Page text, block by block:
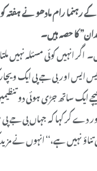
رہنما رام مادھو نے
کا حصہ ہیں۔
انہیں کوئی مسئلہ نہیں
ایس اور بی جے پی ایک
ایک ساتھ جڑی ہوئی دو
دے کر کہا کہ جہاں بی
نہیں ہے،‘‘ انہوں نے